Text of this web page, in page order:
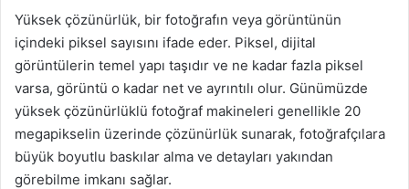
Yüksek çözünürlük, bir fotoğrafın veya görüntünün
içindeki piksel sayısını ifade eder. Piksel, dijital
görüntülerin temel yapı taşıdır ve ne kadar fazla piksel
varsa, görüntü o kadar net ve ayrıntılı olur. Günümüzde
yüksek çözünürlüklü fotoğraf makineleri genellikle 20
megapikselin üzerinde çözünürlük sunarak, fotoğrafçılara
büyük boyutlu baskılar alma ve detayları yakından
görebilme imkanı sağlar.